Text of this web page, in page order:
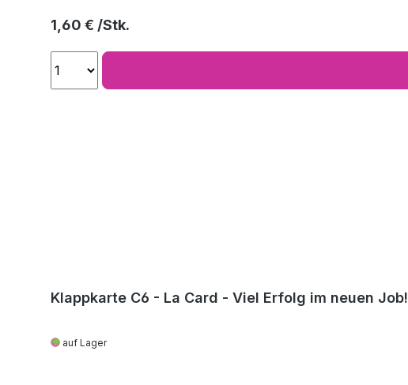
Regulärer Preis:
1,60 €
Klappkarte C6 - La Card - Viel Erfolg im neuen Job!
auf Lager